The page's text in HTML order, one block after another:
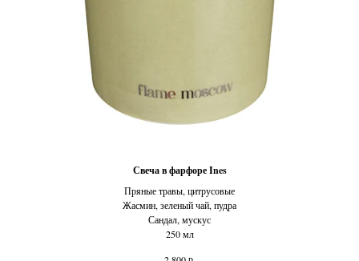
Свеча в фарфоре Ines
Пряные травы, цитрусовые
Жасмин, зеленый чай, пудра
Сандал, мускус
250 мл